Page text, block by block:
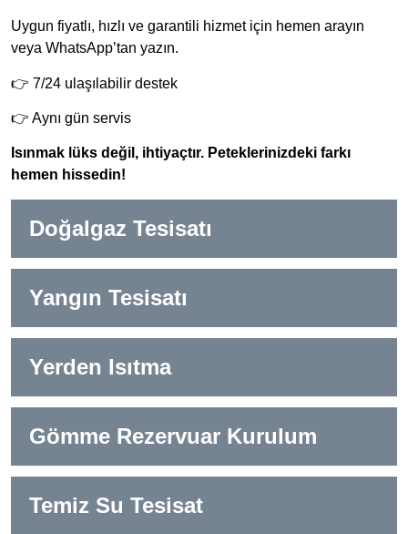
Doğalgaz Tesisatı
Yangın Tesisatı
Yerden Isıtma
Gömme Rezervuar Kurulum
Temiz Su Tesisat
Uygun fiyatlı, hızlı ve garantili hizmet için hemen arayın
veya WhatsApp’tan yazın.
👉 7/24 ulaşılabilir destek
👉 Aynı gün servis
Isınmak lüks değil, ihtiyaçtır. Peteklerinizdeki farkı
hemen hissedin!